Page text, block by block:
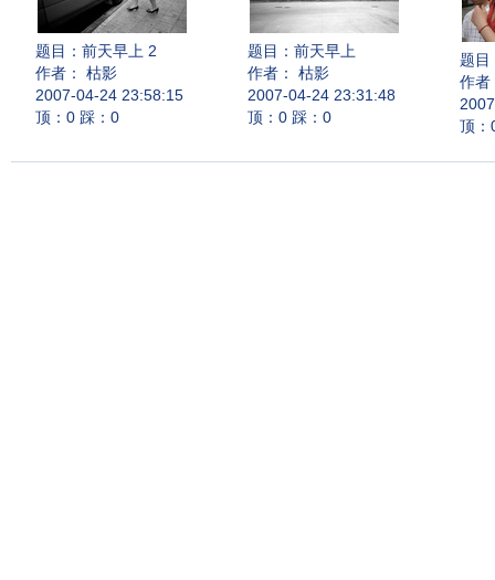
题目： 前天早上 2
作者： 枯影
2007-04-24 23:58:15
顶：0 踩：0
题目： 前天早上
作者： 枯影
2007-04-24 23:31:48
顶：0 踩：0
题目
作者
顶：